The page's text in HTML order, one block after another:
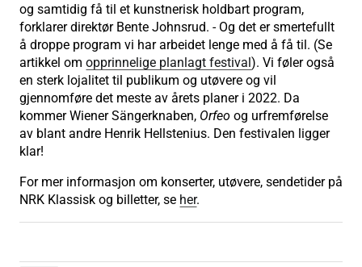
og samtidig få til et kunstnerisk holdbart program,
forklarer direktør Bente Johnsrud. - Og det er smertefullt
å droppe program vi har arbeidet lenge med å få til. (Se
artikkel om opprinnelige planlagt festival). Vi føler også
en sterk lojalitet til publikum og utøvere og vil
gjennomføre det meste av årets planer i 2022. Da
kommer Wiener Sängerknaben, Orfeo og urfremførelse
av blant andre Henrik Hellstenius. Den festivalen ligger
klar!
For mer informasjon om konserter, utøvere, sendetider på
NRK Klassisk og billetter, se her.